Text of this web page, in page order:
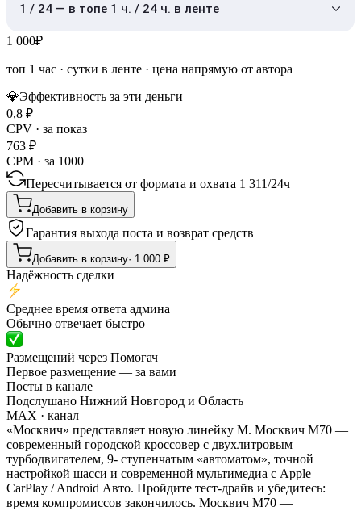
1 / 24 — в топе 1 ч. / 24 ч. в ленте
1 000₽
топ 1 час · сутки в ленте · цена напрямую от автора
💎Эффективность за эти деньги
0,8 ₽
CPV · за показ
763 ₽
CPM · за 1000
Пересчитывается от формата и охвата 1 311/24ч
Добавить в корзину
Гарантия выхода поста и возврат средств
Добавить в корзину· 1 000 ₽
Надёжность сделки
Среднее время ответа админа
Обычно отвечает быстро
Размещений через Помогач
Первое размещение — за вами
Посты в канале
Подслушано Нижний Новгород и Область
MAX · канал
«Москвич» представляет новую линейку М. Москвич М70 —
современный городской кроссовер с двухлитровым
турбодвигателем, 9- ступенчатым «автоматом», точной
настройкой шасси и современной мультимедиа с Apple
CarPlay / Android Авто. Пройдите тест-драйв и убедитесь:
время компромиссов закончилось. Москвич М70 —